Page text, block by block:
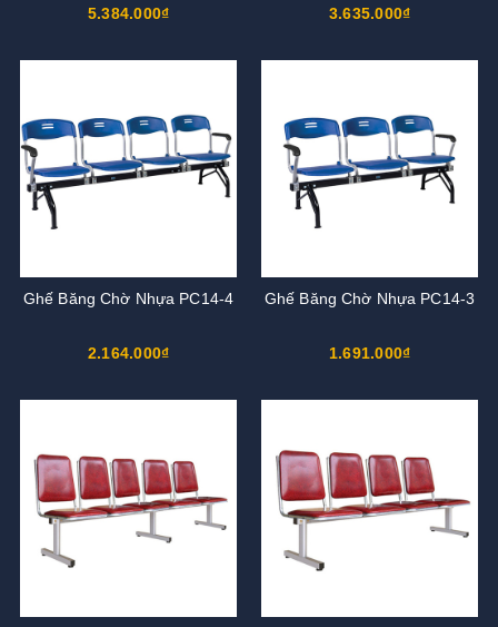
5.384.000₫ 3.635.000₫
Ghế Băng Chờ Nhựa PC14-4
2.164.000₫
Ghế Băng Chờ Nhựa PC14-3
1.691.000₫